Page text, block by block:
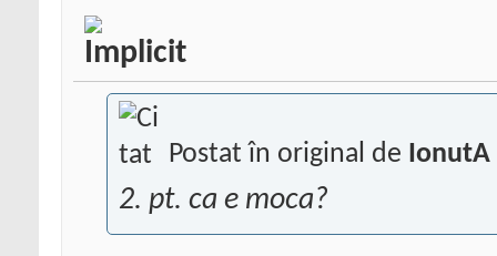
Postat în original de IonutA
2. pt. ca e moca?